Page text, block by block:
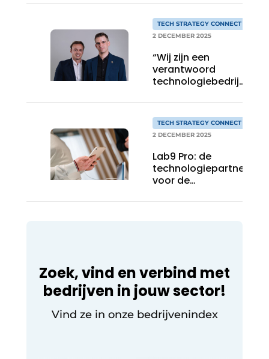
TECH STRATEGY CONNECT
2 DECEMBER 2025
“Wij zijn een
verantwoord
technologiebedrijf
TECH STRATEGY CONNECT
2 DECEMBER 2025
Lab9 Pro: de
technologiepartner
voor de
Zoek, vind en verbind met
bedrijven in jouw sector!
Vind ze in onze bedrijvenindex